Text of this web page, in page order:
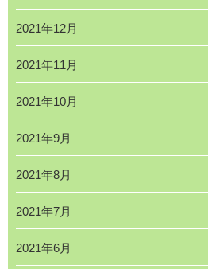
2021年12月
2021年11月
2021年10月
2021年9月
2021年8月
2021年7月
2021年6月